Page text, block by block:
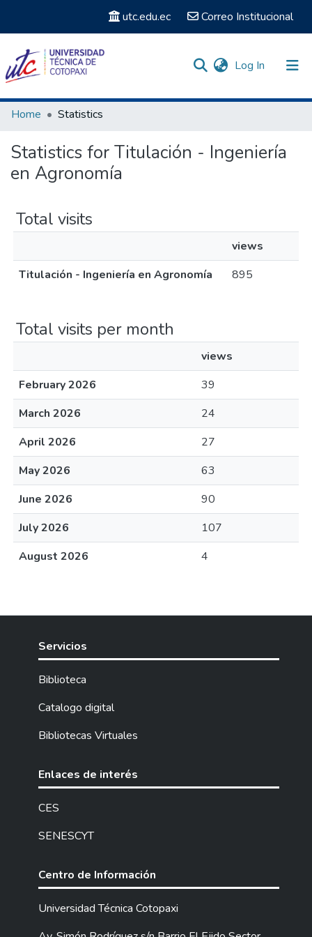
utc.edu.ec Correo Institucional
Log In (current)
Communities & Collections
Home Statistics
Statistics for Titulación - Ingeniería
en Agronomía
Total visits
views
Titulación - Ingeniería en Agronomía
895
Total visits per month
views
February 2026
39
March 2026
24
April 2026
27
May 2026
63
June 2026
90
July 2026
107
August 2026
4
Servicios
Biblioteca
Catalogo digital
Bibliotecas Virtuales
Enlaces de interés
CES
SENESCYT
Centro de Información
Universidad Técnica Cotopaxi